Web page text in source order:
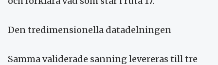
Den tredimensionella datadelningen
Samma validerade sanning levereras till tre